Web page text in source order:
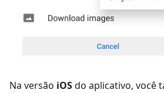
Na versão iOSdo aplicativo, você